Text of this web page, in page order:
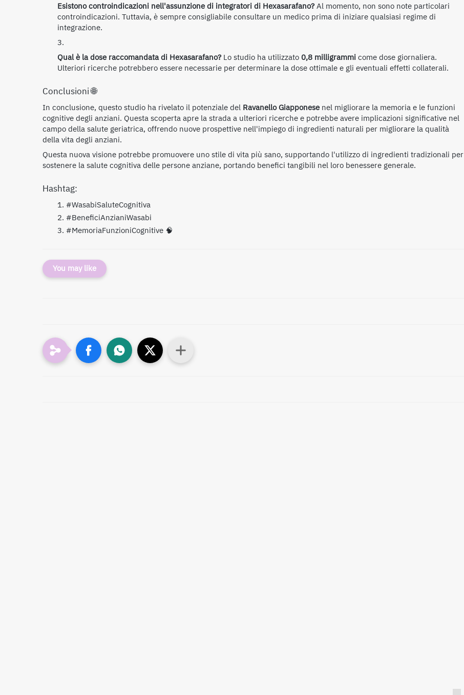
Esistono controindicazioni nell'assunzione di integratori di Hexasarafano?Al momento, non sono note particolari
controindicazioni. Tuttavia, è sempre consigliabile consultare un medico prima di iniziare qualsiasi regime di
integrazione.
Qual è la dose raccomandata di Hexasarafano?Lo studio ha utilizzato 0,8 milligrammicome dose giornaliera.
Ulteriori ricerche potrebbero essere necessarie per determinare la dose ottimale e gli eventuali effetti collaterali.
Conclusioni 🌐
In conclusione, questo studio ha rivelato il potenziale del Ravanello Giapponesenel migliorare la memoria e le funzioni
cognitive degli anziani. Questa scoperta apre la strada a ulteriori ricerche e potrebbe avere implicazioni significative nel
campo della salute geriatrica, offrendo nuove prospettive nell'impiego di ingredienti naturali per migliorare la qualità
della vita degli anziani.
Questa nuova visione potrebbe promuovere uno stile di vita più sano, supportando l'utilizzo di ingredienti tradizionali per
sostenere la salute cognitiva delle persone anziane, portando benefici tangibili nel loro benessere generale.
Hashtag:
#WasabiSaluteCognitiva
#BeneficiAnzianiWasabi
#MemoriaFunzioniCognitive 🧠
You may like